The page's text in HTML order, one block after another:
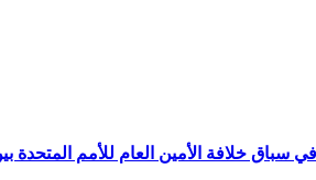
سباق خلافة الأمين العام للأمم المتحدة